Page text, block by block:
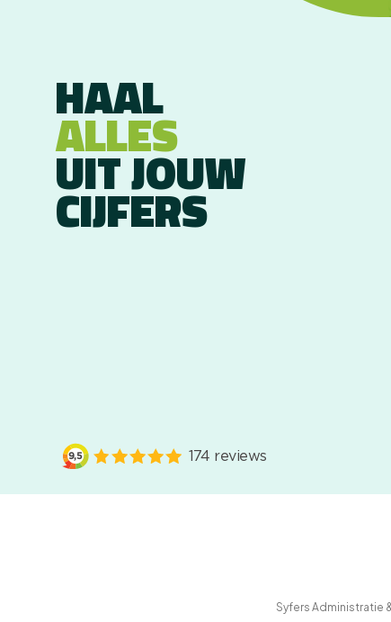
HAAL
ALLES
UIT JOUW
CIJFERS
Syfers Administratie